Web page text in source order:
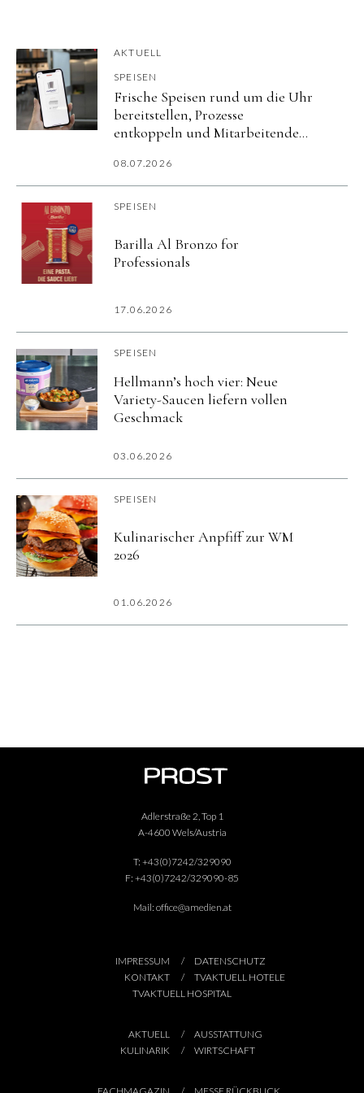
AKTUELL
SPEISEN
Frische Speisen rund um die Uhr
bereitstellen, Prozesse
entkoppeln und Mitarbeitende
08.07.2026
SPEISEN
Barilla Al Bronzo for
Professionals
17.06.2026
SPEISEN
Hellmann’s hoch vier: Neue
Variety-Saucen liefern vollen
Geschmack
03.06.2026
SPEISEN
Kulinarischer Anpfiff zur WM
2026
01.06.2026
Adlerstraße 2, Top 1
A-4600 Wels/Austria
T: +43(0)7242/329090
F: +43(0)7242/329090-85
Mail: office@amedien.at
IMPRESSUM
DATENSCHUTZ
KONTAKT
TVAKTUELL HOTELE
TVAKTUELL HOSPITAL
AKTUELL
AUSSTATTUNG
KULINARIK
WIRTSCHAFT